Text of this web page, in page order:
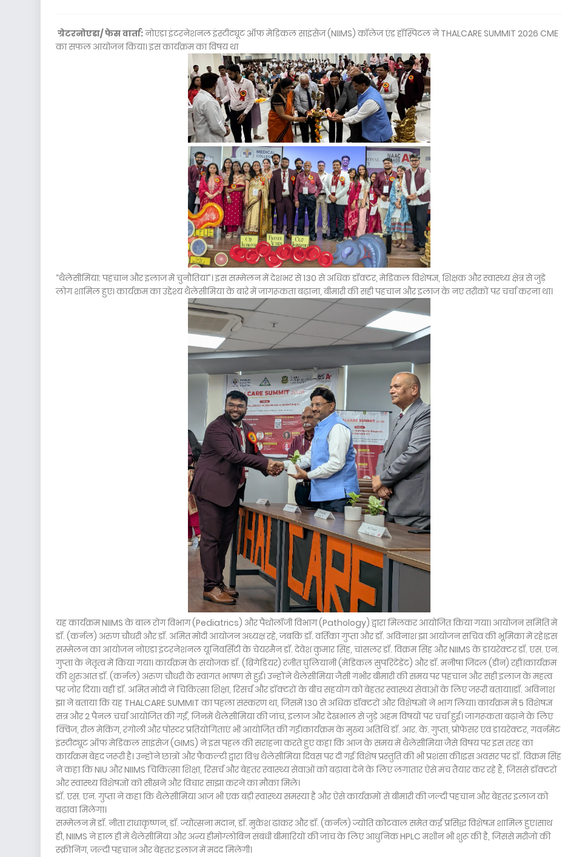
ग्रेटरनोएडा/ फेस वार्ता:नोएडा इंटरनेशनल इंस्टीट्यूट ऑफ मेडिकल साइंसेज (NIIMS) कॉलेज एंड हॉस्पिटल ने THALCARE SUMMIT 2026 CME
का सफल आयोजन किया। इस कार्यक्रम का विषय था
“थैलेसीमिया: पहचान और इलाज में चुनौतियां”। इस सम्मेलन में देशभर से 130 से अधिक डॉक्टर, मेडिकल विशेषज्ञ, शिक्षक और स्वास्थ्य क्षेत्र से जुड़े
लोग शामिल हुए। कार्यक्रम का उद्देश्य थैलेसीमिया के बारे में जागरूकता बढ़ाना, बीमारी की सही पहचान और इलाज के नए तरीकों पर चर्चा करना था।
यह कार्यक्रम NIIMS के बाल रोग विभाग (Pediatrics) और पैथोलॉजी विभाग (Pathology) द्वारा मिलकर आयोजित किया गया। आयोजन समिति में
डॉ. (कर्नल) अरुण चौधरी और डॉ. अमित मोदी आयोजन अध्यक्ष रहे, जबकि डॉ. वर्तिका गुप्ता और डॉ. अविनाश झा आयोजन सचिव की भूमिका में रहे।इस
सम्मेलन का आयोजन नोएडा इंटरनेशनल यूनिवर्सिटी के चेयरमैन डॉ. देवेश कुमार सिंह, चांसलर डॉ. विक्रम सिंह और NIIMS के डायरेक्टर डॉ. एस. एन.
गुप्ता के नेतृत्व में किया गया। कार्यक्रम के संयोजक डॉ. (ब्रिगेडियर) रंजीत घुलियानी (मेडिकल सुपरिटेंडेंट) और डॉ. मनीषा जिंदल (डीन) रहीं।कार्यक्रम
की शुरुआत डॉ. (कर्नल) अरुण चौधरी के स्वागत भाषण से हुई। उन्होंने थैलेसीमिया जैसी गंभीर बीमारी की समय पर पहचान और सही इलाज के महत्व
पर जोर दिया। वहीं डॉ. अमित मोदी ने चिकित्सा शिक्षा, रिसर्च और डॉक्टरों के बीच सहयोग को बेहतर स्वास्थ्य सेवाओं के लिए जरूरी बताया।डॉ. अविनाश
झा ने बताया कि यह THALCARE SUMMIT का पहला संस्करण था, जिसमें 130 से अधिक डॉक्टरों और विशेषज्ञों ने भाग लिया। कार्यक्रम में 5 विशेषज्ञ
सत्र और 2 पैनल चर्चा आयोजित की गईं, जिनमें थैलेसीमिया की जांच, इलाज और देखभाल से जुड़े अहम विषयों पर चर्चा हुई। जागरूकता बढ़ाने के लिए
क्विज, रील मेकिंग, रंगोली और पोस्टर प्रतियोगिताएं भी आयोजित की गईं।कार्यक्रम के मुख्य अतिथि डॉ. आर. के. गुप्ता, प्रोफेसर एवं डायरेक्टर, गवर्नमेंट
इंस्टीट्यूट ऑफ मेडिकल साइंसेज (GIMS) ने इस पहल की सराहना करते हुए कहा कि आज के समय में थैलेसीमिया जैसे विषय पर इस तरह का
कार्यक्रम बेहद जरूरी है। उन्होंने छात्रों और फैकल्टी द्वारा विश्व थैलेसीमिया दिवस पर दी गई विशेष प्रस्तुति की भी प्रशंसा की।इस अवसर पर डॉ. विक्रम सिंह
ने कहा कि NIU और NIIMS चिकित्सा शिक्षा, रिसर्च और बेहतर स्वास्थ्य सेवाओं को बढ़ावा देने के लिए लगातार ऐसे मंच तैयार कर रहे हैं, जिससे डॉक्टरों
और स्वास्थ्य विशेषज्ञों को सीखने और विचार साझा करने का मौका मिले।
डॉ. एस. एन. गुप्ता ने कहा कि थैलेसीमिया आज भी एक बड़ी स्वास्थ्य समस्या है और ऐसे कार्यक्रमों से बीमारी की जल्दी पहचान और बेहतर इलाज को
बढ़ावा मिलेगा।
सम्मेलन में डॉ. नीता राधाकृष्णन, डॉ. ज्योत्सना मदान, डॉ. मुकेश ढांकर और डॉ. (कर्नल) ज्योति कोटवाल समेत कई प्रसिद्ध विशेषज्ञ शामिल हुए।साथ
ही, NIIMS ने हाल ही में थैलेसीमिया और अन्य हीमोग्लोबिन संबंधी बीमारियों की जांच के लिए आधुनिक HPLC मशीन भी शुरू की है, जिससे मरीजों की
स्क्रीनिंग, जल्दी पहचान और बेहतर इलाज में मदद मिलेगी।